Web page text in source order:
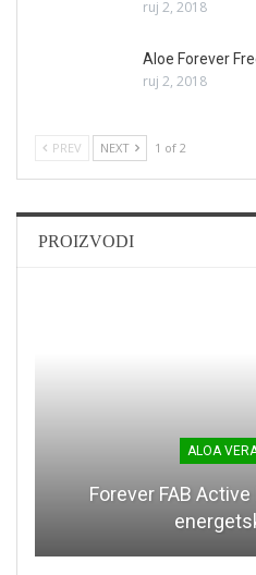
ruj 2, 2018
Aloe Forever
ruj 2, 2018
PREV NEXT 1 of 2
PROIZVODI
ALOA
Forever FAB